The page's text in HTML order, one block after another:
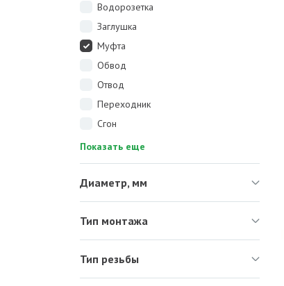
Водорозетка
Заглушка
Муфта
Обвод
Отвод
Переходник
Сгон
Показать еще
Диаметр, мм
Тип монтажа
Тип резьбы